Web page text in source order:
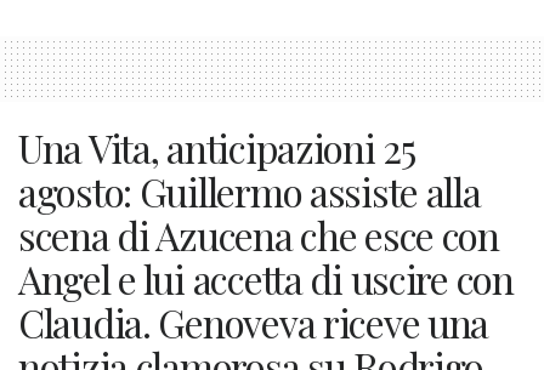
Una Vita, anticipazioni 25
agosto: Guillermo assiste alla
scena di Azucena che esce con
Angel e lui accetta di uscire con
Claudia. Genoveva riceve una